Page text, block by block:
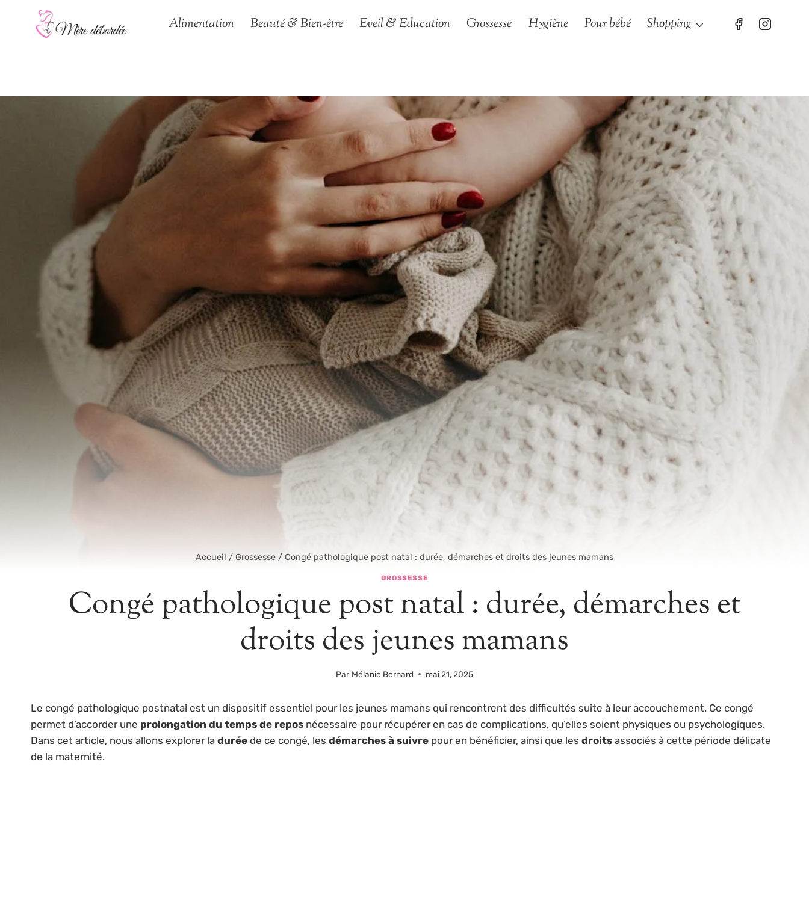
Alimentation Beauté & Bien-être Eveil & Education Grossesse Hygiène Pour bébé Shopping
Accueil / Grossesse / Congé pathologique post natal : durée, démarches et droits des jeunes mamans
GROSSESSE
Congé pathologique post natal : durée, démarches et
droits des jeunes mamans
Par Mélanie Bernard mai 21, 2025
Le congé pathologique postnatal est un dispositif essentiel pour les jeunes mamans qui rencontrent des difficultés suite à leur accouchement. Ce congé
permet d’accorder une prolongation du temps de repos nécessaire pour récupérer en cas de complications, qu’elles soient physiques ou psychologiques.
Dans cet article, nous allons explorer la durée de ce congé, les démarches à suivre pour en bénéficier, ainsi que les droits associés à cette période délicate
de la maternité.